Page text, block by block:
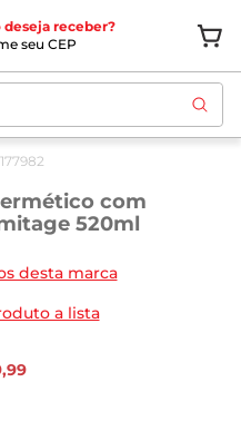
deseja receber?
seu CEP
com
520ml
desta marca
a lista
,99